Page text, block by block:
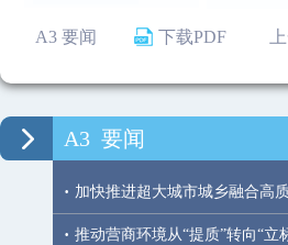
A3 要闻 下载PDF
A3 要闻
· 加快推进超大城市城乡融合高
· 推动营商环境从“提质”转向“立